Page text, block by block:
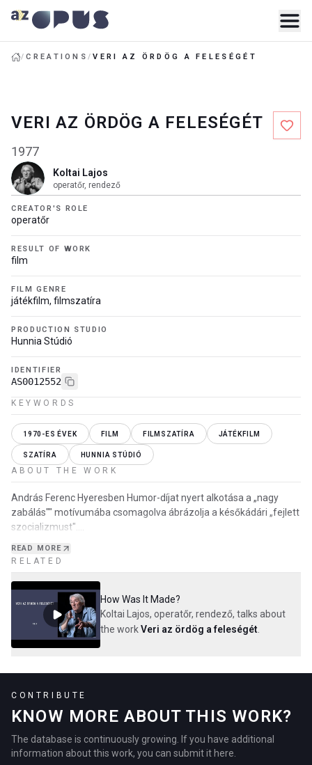
/CREATIONS/VERI AZ ÖRDÖG A FELESÉGÉT
VERI AZ ÖRDÖG A FELESÉGÉT
1977
Koltai Lajos
operatőr, rendező
CREATOR'S ROLE
operatőr
RESULT OF WORK
film
FILM GENRE
játékfilm, filmszatíra
PRODUCTION STUDIO
Hunnia Stúdió
IDENTIFIER
AS0012552
KEYWORDS
1970-ES ÉVEK FILM FILMSZATÍRA JÁTÉKFILM
SZATÍRA HUNNIA STÚDIÓ
ABOUT THE WORK
András Ferenc Hyeresben Humor-díjat nyert alkotása a „nagy
zabálás"" motívumába csomagolva ábrázolja a későkádári „fejlett
szocializmust".
a balatoni vasutascs…
READ MORE
RELATED
How Was It Made?
Koltai Lajos, operatőr, rendező, talks about
the workVeri az ördög a feleségét
CONTRIBUTE
KNOW MORE ABOUT THIS WORK?
The database is continuously growing. If you have additional
information about this work, you can submit it here.